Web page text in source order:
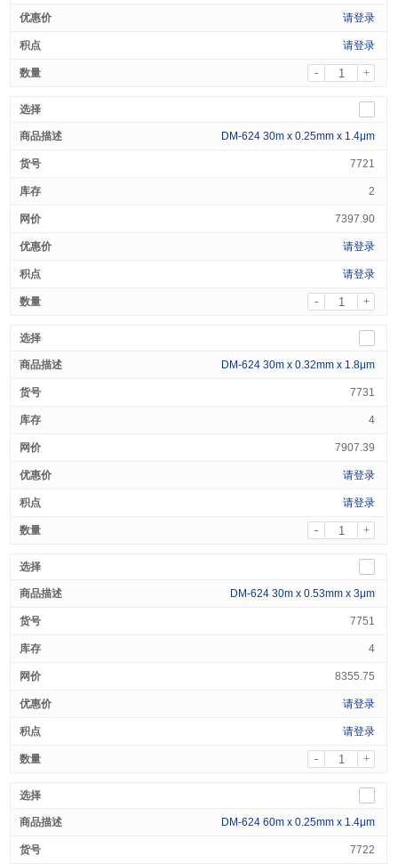
请登录
请登录
- +
DM-624 30m x 0.25mm x 1.4μm
7721
2
7397.90
请登录
请登录
- +
DM-624 30m x 0.32mm x 1.8μm
7731
4
7907.39
请登录
请登录
- +
DM-624 30m x 0.53mm x 3μm
7751
4
8355.75
请登录
请登录
- +
DM-624 60m x 0.25mm x 1.4μm
7722